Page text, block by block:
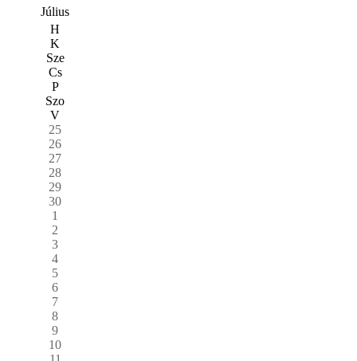
Július
H
K
Sze
Cs
P
Szo
V
25
26
27
28
29
30
1
2
3
4
5
6
7
8
9
10